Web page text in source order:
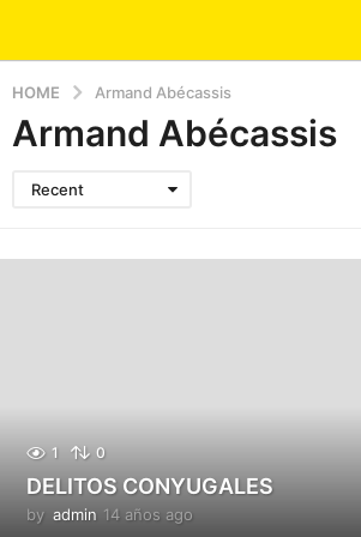
HOME Armand Abécassis
Armand Abécassis
Recent
1 0
DELITOS CONYUGALES
by admin 14 años ago